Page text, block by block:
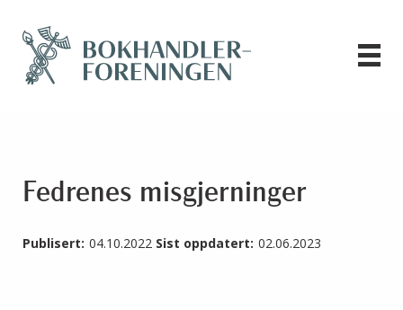
Fedrenes misgjerninger
Publisert: 04.10.2022 Sist oppdatert: 02.06.2023